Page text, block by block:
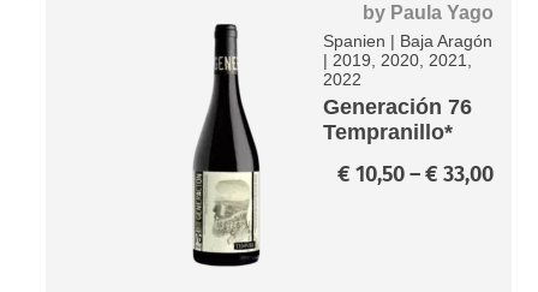
by Paula Yago
Spanien | Baja Aragón
| 2019, 2020, 2021,
2022
Generación 76
Tempranillo*
€ 10,50–€ 33,00